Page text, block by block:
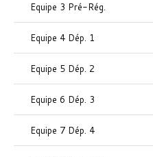
Equipe 3 Pré-Rég.
Equipe 4 Dép. 1
Equipe 5 Dép. 2
Equipe 6 Dép. 3
Equipe 7 Dép. 4